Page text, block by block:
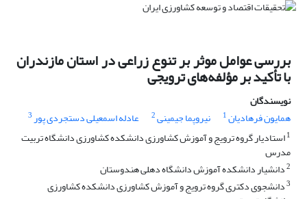
بررسی عوامل موثر بر تنوع زراعی در استان مازندران
با تأکید بر مؤلفه‌های ترویجی
نویسندگان
همایون فرهادیان1 نیروپما جیمینی2 عادله اسمعیلی دستجردی پور3
1استادیار گروه ترویج و آموزش کشاورزی دانشکده کشاورزی دانشگاه تربیت
مدرس
2دانشیار دانشکده آموزش دانشگاه دهلی هندوستان
3دانشجوی دکتری گروه ترویج و آموزش کشاورزی دانشکده کشاورزی